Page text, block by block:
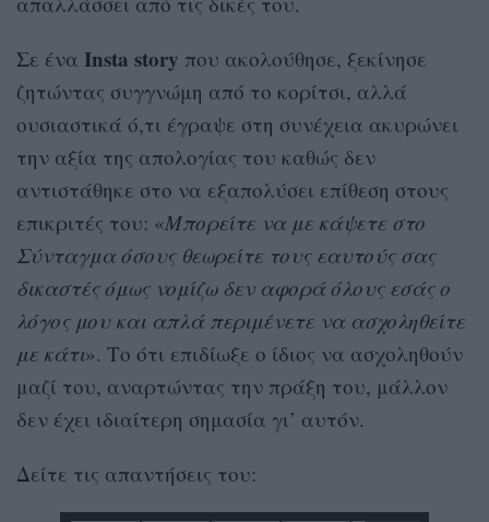
Σε ένα Insta story που ακολούθησε, ξεκίνησε
ζητώντας συγγνώμη από το κορίτσι, αλλά
ουσιαστικά ό,τι έγραψε στη συνέχεια ακυρώνει
την αξία της απολογίας του καθώς δεν
αντιστάθηκε στο να εξαπολύσει επίθεση στους
επικριτές του: «Μπορείτε να με κάψετε στο
Σύνταγμα όσους θεωρείτε τους εαυτούς σας
δικαστές όμως νομίζω δεν αφορά όλους εσάς ο
λόγος μου και απλά περιμένετε να ασχοληθείτε
με κάτι». Το ότι επιδίωξε ο ίδιος να ασχοληθούν
μαζί του, αναρτώντας την πράξη του, μάλλον
δεν έχει ιδιαίτερη σημασία γι’ αυτόν.
Δείτε τις απαντήσεις του: